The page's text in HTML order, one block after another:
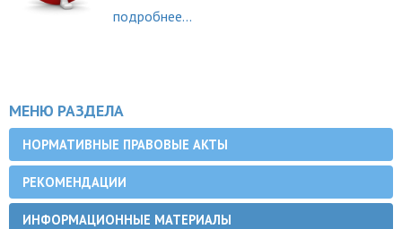
подробнее...
МЕНЮ РАЗДЕЛА
НОРМАТИВНЫЕ ПРАВОВЫЕ АКТЫ
РЕКОМЕНДАЦИИ
ИНФОРМАЦИОННЫЕ МАТЕРИАЛЫ